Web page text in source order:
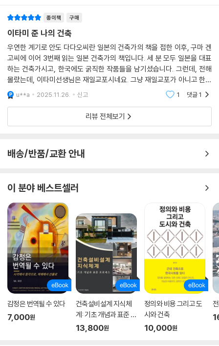
해를 두려워하지 않는” 시인 같은 건축가 김중업 등과의 만남은 이타미 준
이 건축을 예술로 승화시키는 데 결정적인 역할을 했다.
‘온기’와 ‘야성미’를 추구한 건축가
이타미 준의 풍경과 마주하다
이타미 준의 공간에서는 그 자신의 정신성과 철학, 삶의 방식이 강하게 드
러난다. “밝음과 어둠의 미묘함 사이에 있는 상태를 막연하게” 시도해본
첫 아틀리에 ‘먹의 집’, 고장에서 난 돌과 흙을 재료로 “지역성에 기초한 야
성적인 건물”을 완성한 ‘온양미술관’, “풍토에서 비롯된 조형”을 살린 ‘석
형성하는 듯한” ‘포도호텔’까지 그는 자연과 인간이 조화롭게 공존하는 건
축을 관철해왔다.
환청일 수도 있지만 돌 자신이 하는 말에서, 흙을 누르는 그 중력에서 나는
본질적인 생명력을 느낀다. 나무든 돌이든 인간과 친근한 소재를 활용하
고, 고장의 전통적 맥락 속에서 자연스럽게 추출되었으며, 작가의 강인한
염원이 담긴 형태야말로 조형의 진정한 순수함을 획득할 수 있다. ─본문에
서
이타미 준은 돌과 흙 같은 재료의 본질과 사용에 천착하는 동시에 ‘손의 온
기’를 남기는 데도 물러섬이 없었다. ‘현대건축에서 결여된 것이 있다면 온
기와 야성미’라는 말은 그의 철학을 함축적으로 보여준다. 디자인과 건축
설계가 펜에서 컴퓨터로 이행되어가는 와중에도 인간의 감성이 발휘되는
것은 손이라는 믿음 또한 잃지 않았다. 이 책을 통해 건축가이자 예술가로
서 평생 ‘살아 있는 건축’을 만들고자 궁구해온 이타미 준의 풍경과 마주하
게 될 것이다.
종이책 구매
이타미 준 나의 건축
우연한 계기로 안도 다다오씨란 일본의 건축가의 책을 접한 이후, 구마 겐
고씨에 이어 3번째 읽는 일본 건축가의 책입니다. 세 분 모두 일본을 대표
하는 건축가시고, 한국에도 굵직한 작품들을 남기셨습니다. 그런데, 전해
몰랐는데, 이타미선생님은 재일교포시네요. 그냥 재일교포가 아니고 한국
문화를, 한국 예술을 깊게 공부하신 분입니다. 그리고 한국의 예술가들과
교류도 깊으십니
u**a 2025.11.26. 신고 1 댓글1
리뷰 전체보기
배송/반품/교환 안내
이 분야 베스트셀러
감정은 번역될 수 있다
7,000원
건축설비설계 지식체
계: 기초 개념과 표준 프
로세스
13,800원
정의와 비용 그리고 도
시와 건축
10,000원